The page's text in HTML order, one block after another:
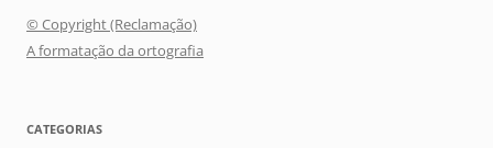
© Copyright (Reclamação)
A formatação da ortografia
CATEGORIAS